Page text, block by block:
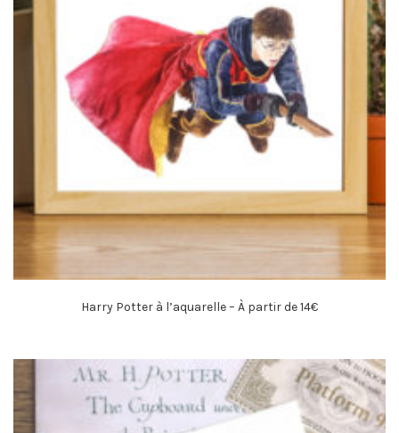
Harry Potter à l’aquarelle – À partir de 14€